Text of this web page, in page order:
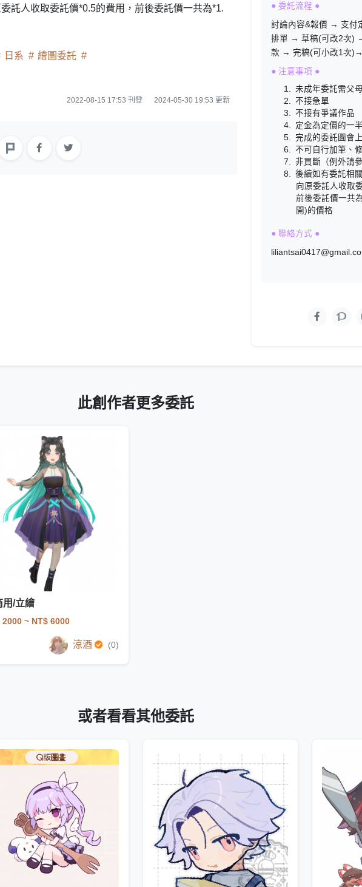
託人收取委託價*0.5的費用，前後委託價一共為*1.
日系 繪圖委託
2022-08-15 17:53 刊登 2024-05-30 19:53 更新
● 委託流程 ●
討論內容&報價 → 支付
排單 → 草稿(可改2次)
款 → 完稿(可小改1次
● 注意事項 ●
未成年委託需父
不接急單
不接有爭議作品
定金為定價的一半
完成的委託圖會
不可自行加筆、
非買斷（例外請
後續如有委託相
向原委託人收取
前後委託價一共
開)的價格
● 聯絡方式 ●
此創作者更多委託
用/立繪
2000 ~ NT$ 6000
涼酒 (0)
或者看看其他委託